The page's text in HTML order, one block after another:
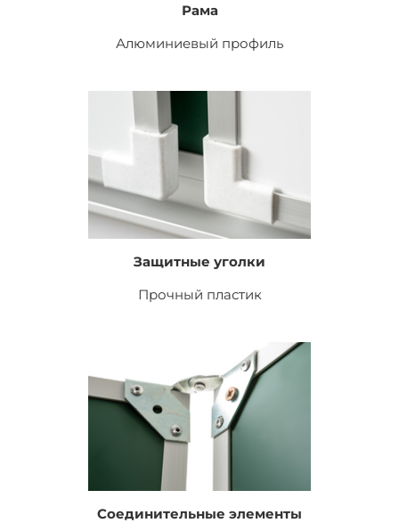
Рама
Алюминиевый профиль
Защитные уголки
Прочный пластик
Соединительные элементы